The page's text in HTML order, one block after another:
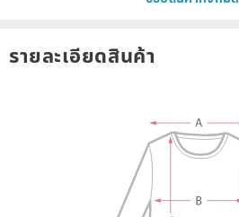
รายละเอียดสินค้า